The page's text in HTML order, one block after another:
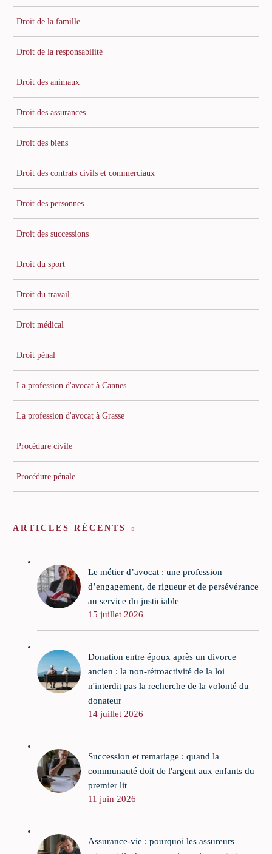
Droit de la famille
Droit de la responsabilité
Droit des animaux
Droit des assurances
Droit des biens
Droit des contrats civils et commerciaux
Droit des personnes
Droit des successions
Droit du sport
Droit du travail
Droit médical
Droit pénal
La profession d'avocat à Cannes
La profession d'avocat à Grasse
Procédure civile
Procédure pénale
ARTICLES RÉCENTS
Le métier d’avocat : une profession
d’engagement, de rigueur et de persévérance
au service du justiciable
15 juillet 2026
Donation entre époux après un divorce
ancien : la non-rétroactivité de la loi
n'interdit pas la recherche de la volonté du
donateur
14 juillet 2026
Succession et remariage : quand la
communauté doit de l'argent aux enfants du
premier lit
11 juin 2026
Assurance-vie : pourquoi les assureurs